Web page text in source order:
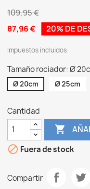
109,95 €
87,96 €
20% DE
Impuestos incluidos
Tamaño rociador: Ø
Ø 20cm Ø 25cm
Cantidad

 Fuera de stock
Compartir